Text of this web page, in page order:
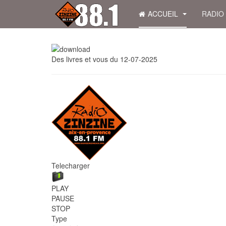
ACCUEIL
Des livres et vous du 12-07-2025
Telecharger
PLAY
PAUSE
STOP
Type